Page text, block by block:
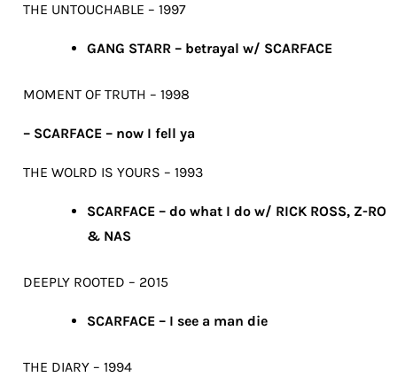
THE UNTOUCHABLE – 1997
GANG STARR – betrayal w/ SCARFACE
MOMENT OF TRUTH – 1998
– SCARFACE – now I fell ya
THE WOLRD IS YOURS – 1993
SCARFACE – do what I do w/ RICK ROSS, Z-RO
& NAS
DEEPLY ROOTED – 2015
SCARFACE – I see a man die
THE DIARY – 1994